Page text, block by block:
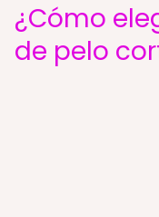
¿Cómo
de pelo